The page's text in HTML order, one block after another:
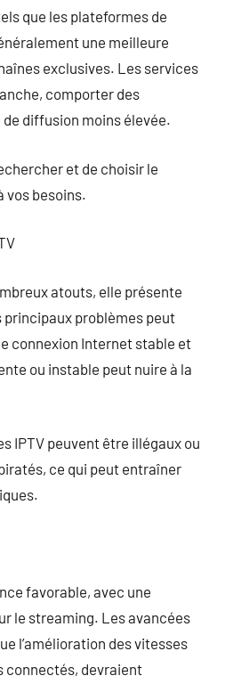
que les plateformes de
une meilleure
exclusives. Les services
comporter des
diffusion moins élevée.
et de choisir le
vos besoins.
atouts, elle présente
principaux problèmes peut
connexion Internet stable et
ou instable peut nuire à la
IPTV peuvent être illégaux ou
ce qui peut entraîner
favorable, avec une
le streaming. Les avancées
l’amélioration des vitesses
connectés, devraient